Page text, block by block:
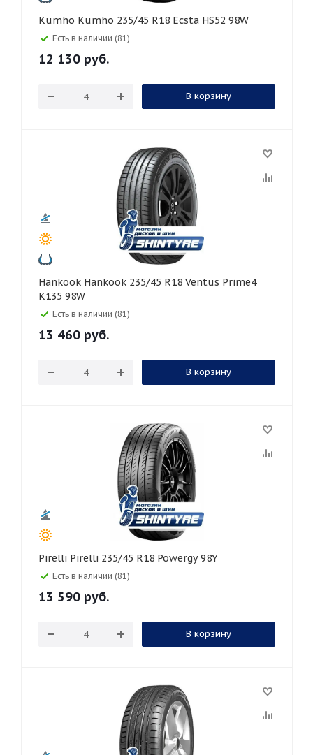
Kumho Kumho 235/45 R18 Ecsta HS52 98W
Есть в наличии (81)
12 130 руб.
В корзину
Hankook Hankook 235/45 R18 Ventus Prime4
K135 98W
Есть в наличии (81)
13 460 руб.
В корзину
Pirelli Pirelli 235/45 R18 Powergy 98Y
Есть в наличии (81)
13 590 руб.
В корзину